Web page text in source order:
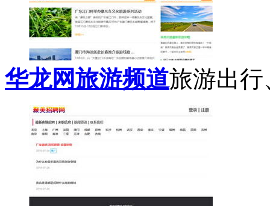
华龙网旅游频道旅游出